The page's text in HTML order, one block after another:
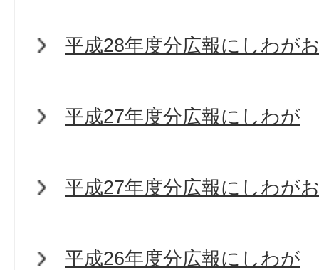
平成28年度分広報にしわが
平成27年度分広報にしわが
平成27年度分広報にしわが
平成26年度分広報にしわが